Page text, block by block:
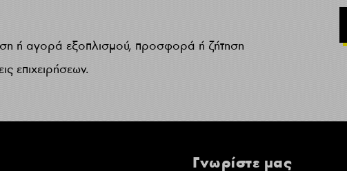
ή αγορά εξοπλισμού, προσφορά ή ζήτηση
επιχειρήσεων.
Γνωρίστε μας